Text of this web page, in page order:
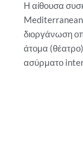
Η αίθουσα
Mediterranean
διοργάνωση
άτομα
ασύρματο